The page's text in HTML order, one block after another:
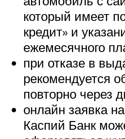
который имеет
кредит» и
ежемесячного
при отказе в
рекомендуется
повторно через
онлайн заявка
Каспий Банк